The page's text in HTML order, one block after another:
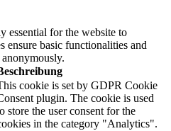
essential for the website to
ensure basic functionalities and
cookie is set by GDPR Cookie
plugin. The cookie is used
store the user consent for the
in the category "Analytics".